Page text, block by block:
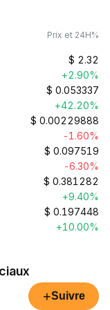
Prix et 24H%
$ 2.32
+2.90%
$ 0.053337
+42.20%
$ 0.00229888
-1.60%
$ 0.097519
-6.30%
$ 0.381282
+9.40%
$ 0.197448
+10.00%
+Suivre